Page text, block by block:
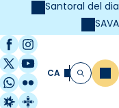
Santoral del dia
SAVA
Facebook
Instagram
X / Twitter
YouTube
WhatsApp
Flickr
Radio Estel
Catalunya
CA Cerca